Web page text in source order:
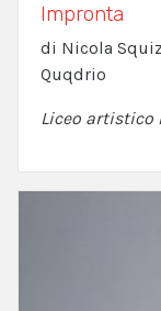
Impronta
di Nicola
Quqdrio
Liceo artistico